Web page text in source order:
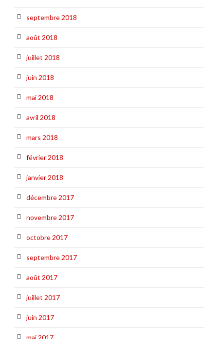
septembre 2018
août 2018
juillet 2018
juin 2018
mai 2018
avril 2018
mars 2018
février 2018
janvier 2018
décembre 2017
novembre 2017
octobre 2017
septembre 2017
août 2017
juillet 2017
juin 2017
mai 2017